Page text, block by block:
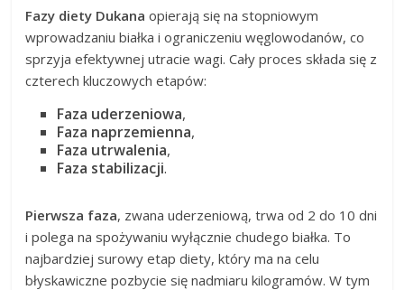
Fazy diety Dukana opierają się na stopniowym
wprowadzaniu białka i ograniczeniu węglowodanów, co
sprzyja efektywnej utracie wagi. Cały proces składa się z
czterech kluczowych etapów:
Faza uderzeniowa,
Faza naprzemienna,
Faza utrwalenia,
Faza stabilizacji.
Pierwsza faza, zwana uderzeniową, trwa od 2 do 10 dni
i polega na spożywaniu wyłącznie chudego białka. To
najbardziej surowy etap diety, który ma na celu
błyskawiczne pozbycie się nadmiaru kilogramów. W tym